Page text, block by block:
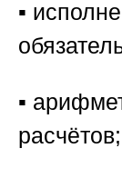
▪️
▪️
расчётов;